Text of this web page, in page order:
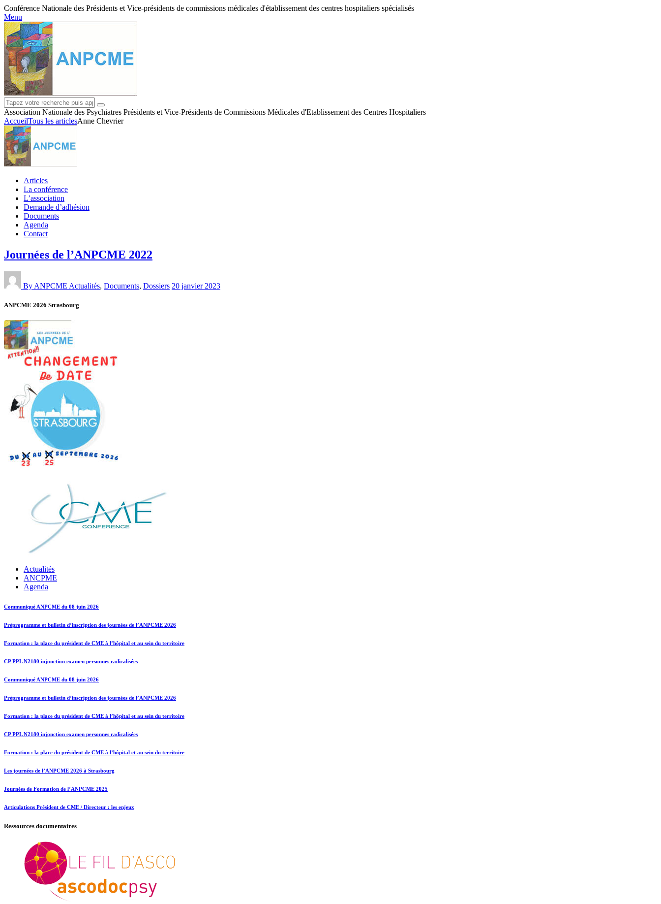
Conférence Nationale des Présidents et Vice-présidents de commissions médicales d'établissement des centres hospitaliers spécialisés
Menu
Association Nationale des Psychiatres Présidents et Vice-Présidents de Commissions Médicales d'Etablissement des Centres Hospitaliers
AccueilTous les articlesAnne Chevrier
Articles
La conférence
L’association
Demande d’adhésion
Documents
Agenda
Contact
Journées de l’ANPCME 2022
By ANPCME Actualités, Documents, Dossiers 20 janvier 2023
ANPCME 2026 Strasbourg
Actualités
ANCPME
Agenda
Communiqué ANPCME du 08 juin 2026
Préprogramme et bulletin d’inscription des journées de l’ANPCME 2026
Formation : la place du président de CME à l’hôpital et au sein du territoire
CP PPL N2180 injonction examen personnes radicalisées
Communiqué ANPCME du 08 juin 2026
Préprogramme et bulletin d’inscription des journées de l’ANPCME 2026
Formation : la place du président de CME à l’hôpital et au sein du territoire
CP PPL N2180 injonction examen personnes radicalisées
Formation : la place du président de CME à l’hôpital et au sein du territoire
Les journées de l’ANPCME 2026 à Strasbourg
Journées de Formation de l’ANPCME 2025
Articulations Président de CME / Directeur : les enjeux
Ressources documentaires